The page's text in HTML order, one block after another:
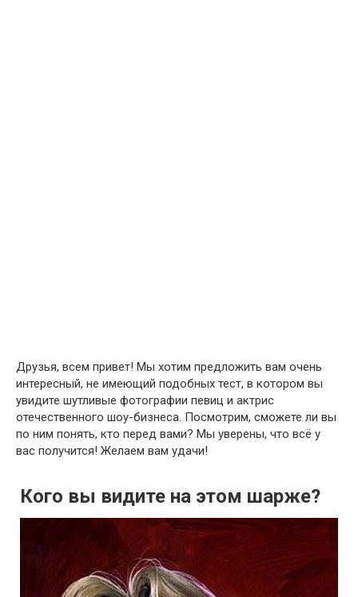
Друзья, всем привет! Мы хотим предложить вам очень
интересный, не имеющий подобных тест, в котором вы
увидите шутливые фотографии певиц и актрис
отечественного шоу-бизнеса. Посмотрим, сможете ли вы
по ним понять, кто перед вами? Мы уверены, что всё у
вас получится! Желаем вам удачи!
Кого вы видите на этом шарже?